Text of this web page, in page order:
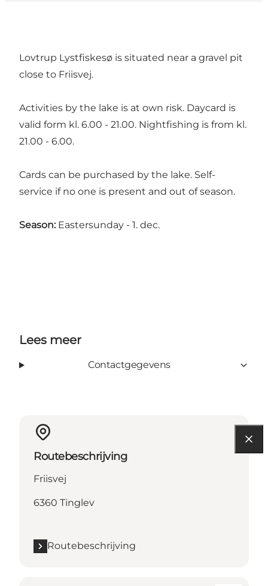
Lovtrup Lystfiskesø is situated near a gravel pit
close to Friisvej.
Activities by the lake is at own risk. Daycard is
valid form kl. 6.00 - 21.00. Nightfishing is from kl.
21.00 - 6.00.
Cards can be purchased by the lake. Self-
service if no one is present and out of season.
Season: Eastersunday - 1. dec.
Lees meer
Contactgegevens
Routebeschrijving
Friisvej
6360 Tinglev
Routebeschrijving